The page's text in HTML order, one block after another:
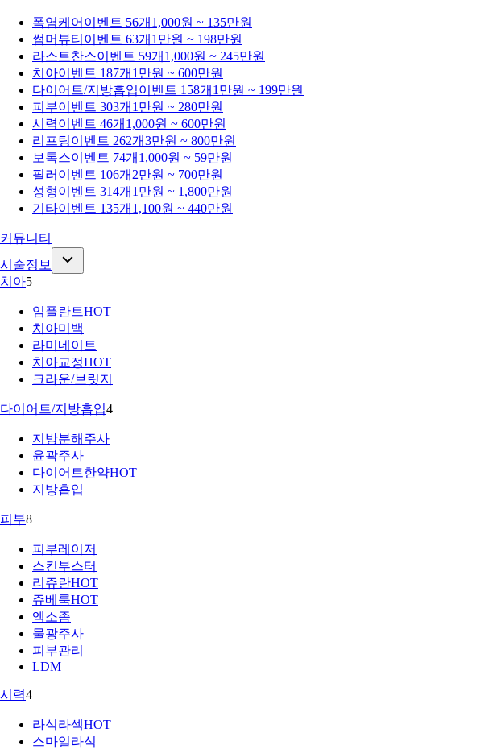
폭염케어 이벤트 56개 1,000원 ~ 135만원
썸머뷰티 이벤트 63개 1만원 ~ 198만원
라스트찬스이벤트 59개 1,000원 ~ 245만원
치아이벤트 187개 1만원 ~ 600만원
다이어트/지방흡입이벤트 158개 1만원 ~ 199만원
피부이벤트 303개 1만원 ~ 280만원
시력이벤트 46개 1,000원 ~ 600만원
리프팅이벤트 262개3만원 ~ 800만원
보톡스이벤트 74개 1,000원 ~ 59만원
필러 이벤트 106개 2만원 ~ 700만원
성형이벤트 314개 1만원 ~ 1,800만원
기타이벤트 135개 1,100원 ~ 440만원
커뮤니티
시술정보
치아5
임플란트HOT
치아미백
라미네이트
치아교정HOT
크라운/브릿지
다이어트/지방흡입4
지방분해주사
윤곽주사
다이어트한약HOT
지방흡입
피부8
피부레이저
스킨부스터
리쥬란HOT
쥬베룩HOT
엑소좀
물광주사
피부관리
LDM
시력4
라식라섹HOT
스마일라식